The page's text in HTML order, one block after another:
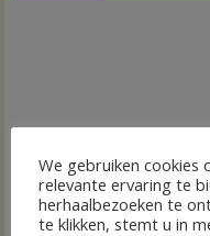
We gebruiken cookies
relevante ervaring te
herhaalbezoeken te
te klikken, stemt u in